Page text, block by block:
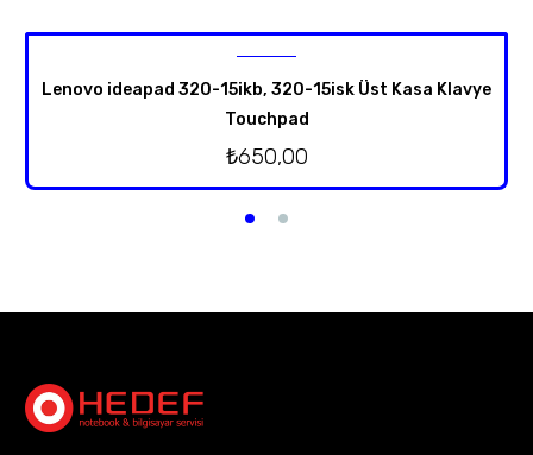
Lenovo ideapad 320-15ikb, 320-15isk Üst Kasa Klavye
Touchpad
₺650,00